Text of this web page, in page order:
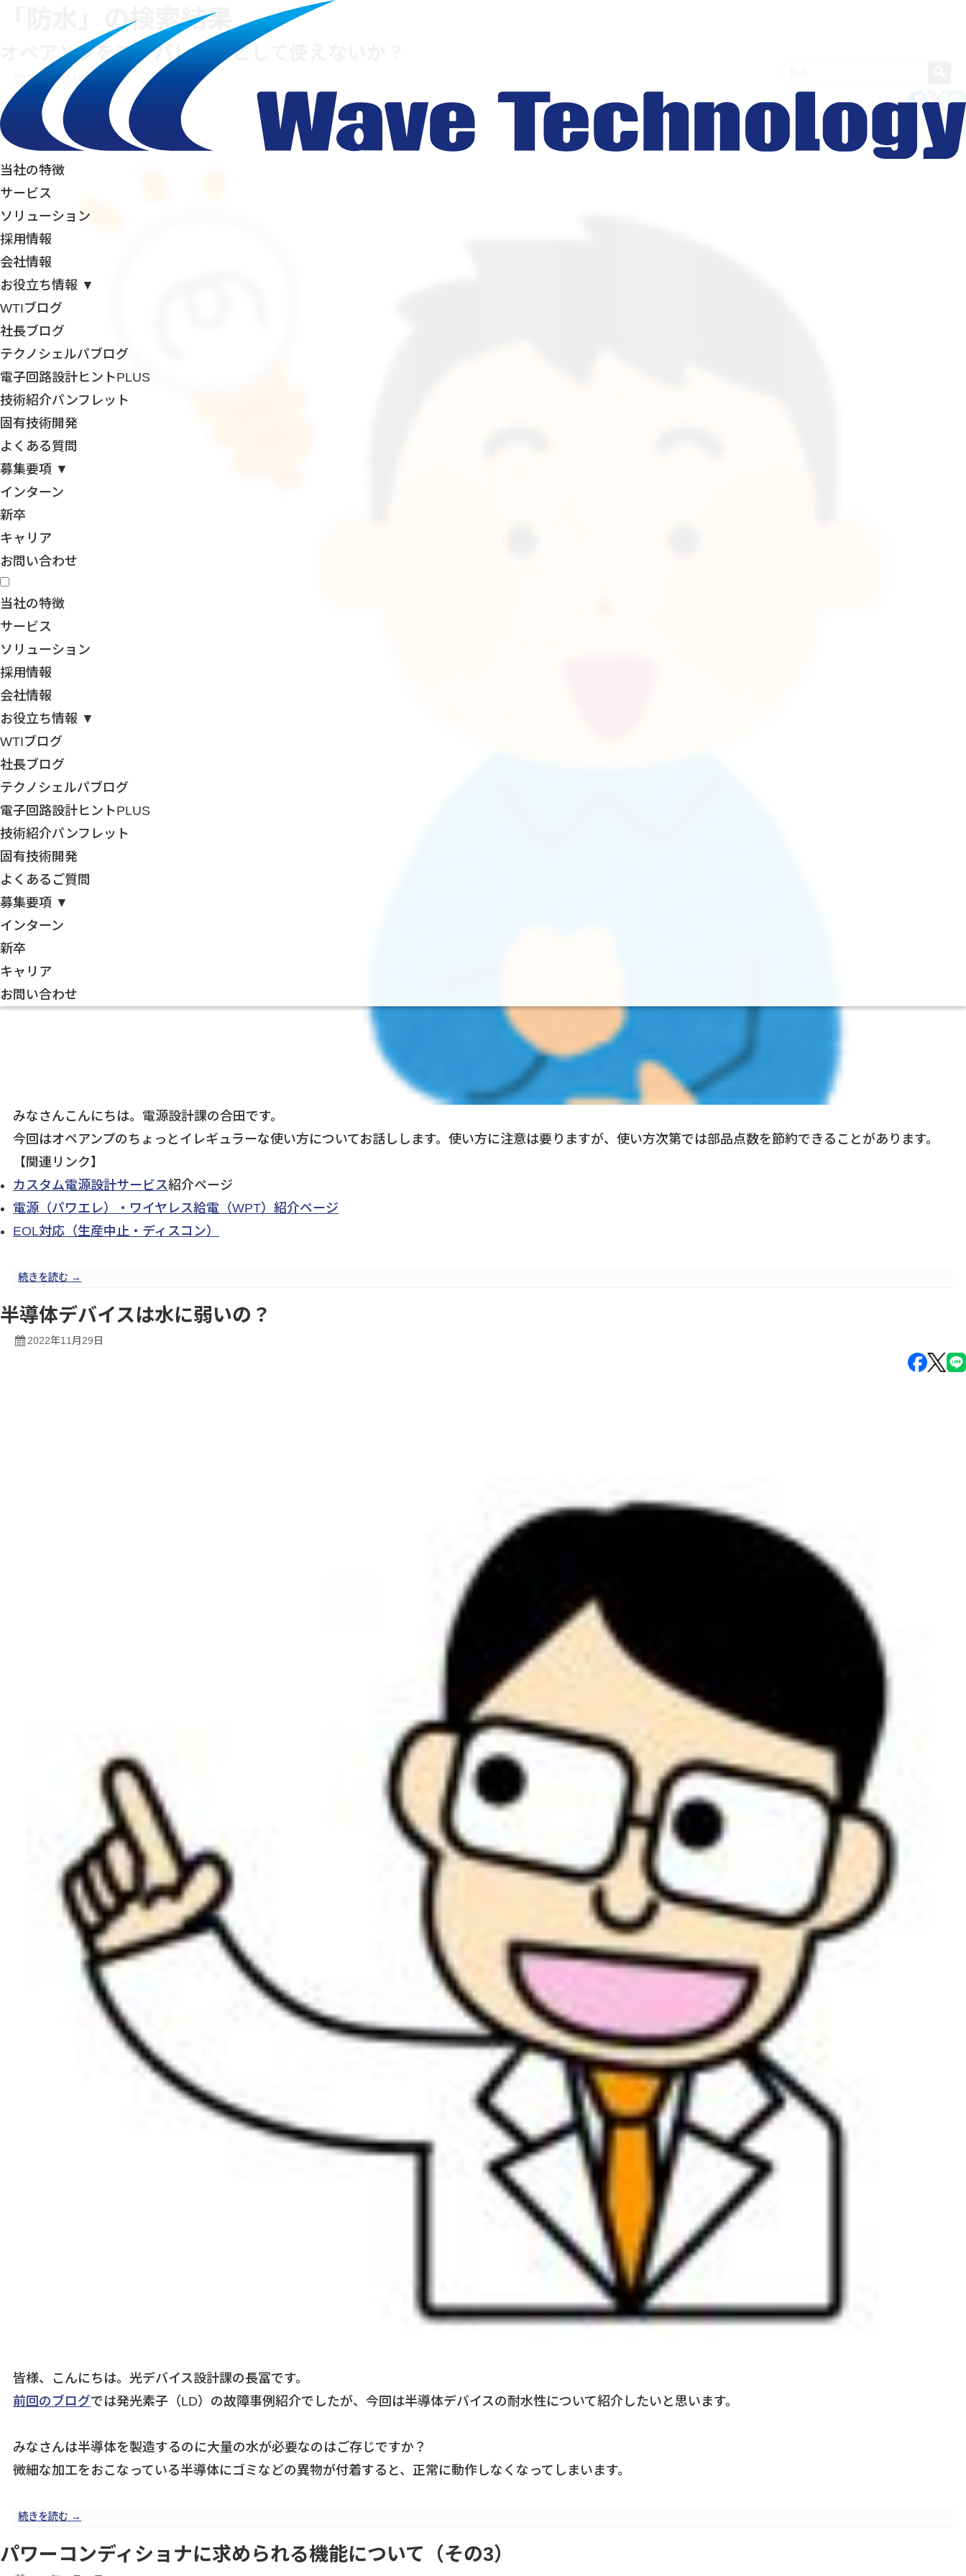
当社の特徴
サービス
ソリューション
採用情報
会社情報
お役立ち情報 ▼
WTIブログ
社長ブログ
テクノシェルパブログ
電子回路設計ヒントPLUS
技術紹介パンフレット
固有技術開発
よくある質問
募集要項 ▼
インターン
新卒
キャリア
お問い合わせ
当社の特徴
サービス
ソリューション
採用情報
会社情報
お役立ち情報 ▼
WTIブログ
社長ブログ
テクノシェルパブログ
電子回路設計ヒントPLUS
技術紹介パンフレット
固有技術開発
よくあるご質問
募集要項 ▼
インターン
新卒
キャリア
お問い合わせ
「防水」の検索結果
オペアンプをコンパレータとして使えないか？
2023年01月31日
みなさんこんにちは。電源設計課の合田です。
今回はオペアンプのちょっとイレギュラーな使い方についてお話しします。使い方に注意は要りますが、使い方次第では部品点数を節約できることがあります。
【関連リンク】
カスタム電源設計サービス紹介ページ
電源（パワエレ）・ワイヤレス給電（WPT）紹介ページ
EOL対応（生産中止・ディスコン）
続きを読む →
半導体デバイスは水に弱いの？
2022年11月29日
皆様、こんにちは。光デバイス設計課の長冨です。
前回のブログでは発光素子（LD）の故障事例紹介でしたが、今回は半導体デバイスの耐水性について紹介したいと思います。
みなさんは半導体を製造するのに大量の水が必要なのはご存じですか？
微細な加工をおこなっている半導体にゴミなどの異物が付着すると、正常に動作しなくなってしまいます。
続きを読む →
パワーコンディショナに求められる機能について（その3）